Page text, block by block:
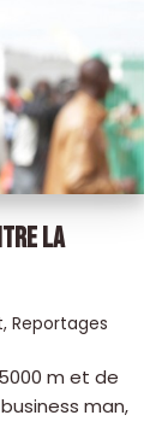
LA
, Reportages
m et de
man,